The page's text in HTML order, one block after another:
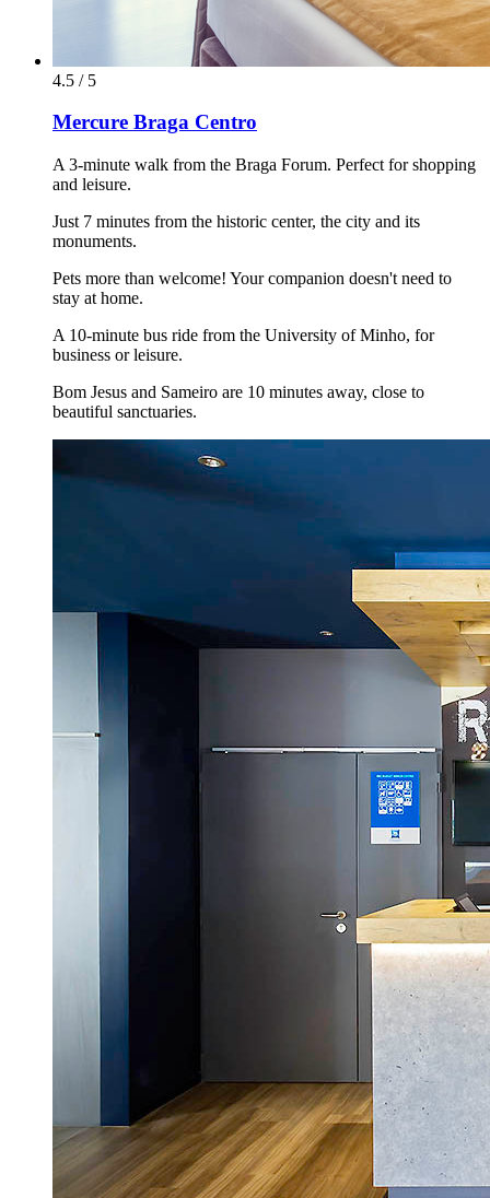
4.5 / 5
Mercure Braga Centro
A 3-minute walk from the Braga Forum. Perfect for shopping
and leisure.
Just 7 minutes from the historic center, the city and its
monuments.
Pets more than welcome! Your companion doesn't need to
stay at home.
A 10-minute bus ride from the University of Minho, for
business or leisure.
Bom Jesus and Sameiro are 10 minutes away, close to
beautiful sanctuaries.